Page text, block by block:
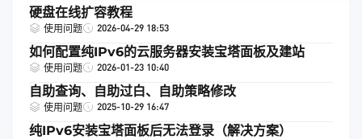
硬盘在线扩容教程
使用问题 2026-04-29 18:53
如何配置纯IPv6的云服务器安装宝塔面板及建站
使用问题 2026-01-23 10:40
自助查询、自助过白、自助策略修改
使用问题 2025-10-29 16:47
纯IPv6安装宝塔面板后无法登录（解决方案）